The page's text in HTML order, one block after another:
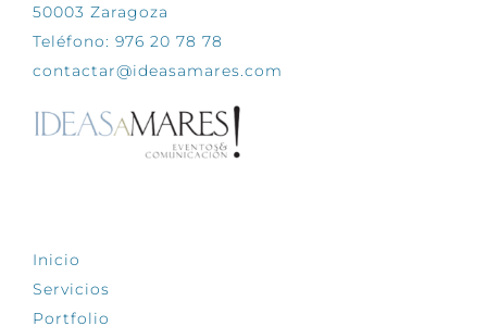
50003 Zaragoza
Teléfono: 976 20 78 78
contactar@ideasamares.com
Inicio
Servicios
Portfolio